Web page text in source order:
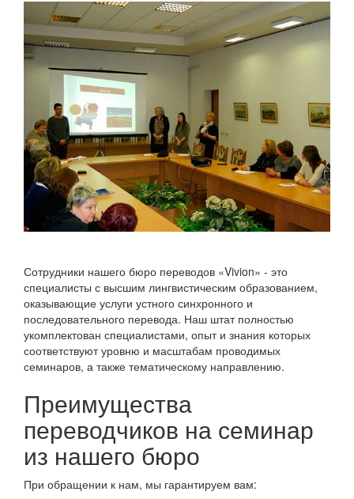
Сотрудники нашего бюро переводов «Vivion» - это
специалисты с высшим лингвистическим образованием,
оказывающие услуги устного синхронного и
последовательного перевода. Наш штат полностью
укомплектован специалистами, опыт и знания которых
соответствуют уровню и масштабам проводимых
семинаров, а также тематическому направлению.
Преимущества
переводчиков на семинар
из нашего бюро
При обращении к нам, мы гарантируем вам: